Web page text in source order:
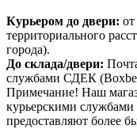
Курьером до двери:
территориального
города).
До склада/двери:
службами СДЕК
Примечание! Наш
курьерскими
предоставляют более